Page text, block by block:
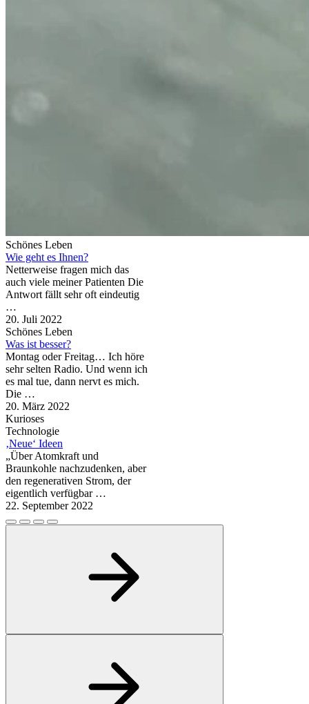
Schönes Leben
Wie geht es Ihnen?
Netterweise fragen mich das
auch viele meiner Patienten Die
Antwort fällt sehr oft eindeutig
…
20. Juli 2022
Schönes Leben
Was ist besser?
Montag oder Freitag… Ich höre
sehr selten Radio. Und wenn ich
es mal tue, dann nervt es mich.
Die …
20. März 2022
Kurioses
Technologie
‚Neue‘ Ideen
„Über Atomkraft und
Braunkohle nachzudenken, aber
den regenerativen Strom, der
eigentlich verfügbar …
22. September 2022